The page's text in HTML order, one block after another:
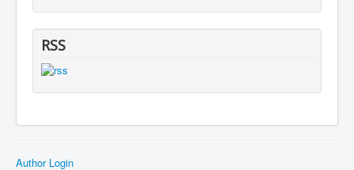
RSS
Author Login